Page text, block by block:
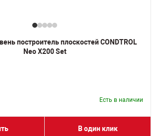
построитель плоскостей CONDTROL
Neo X200 Set
Есть в наличии
В один клик